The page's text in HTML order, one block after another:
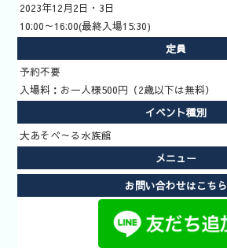
2023年12月2日・3日
10:00～16:00(最終入場15:30)
定員
予約不要
入場料：お一人様500円（2歳以下は無料）
イベント種別
大あそべ～る水族館
メニュー
お問い合わせはこちら